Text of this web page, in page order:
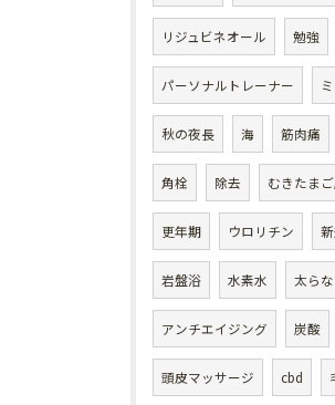
リジュビネオール 勉強
パーソナルトレーナー
秋の夜長 海 筋肉痛
角栓 除去 むきたま
更年期 ウロリチン
岩盤浴 水素水 太ら
アンチエイジング 炭酸
頭皮マッサージ cbd